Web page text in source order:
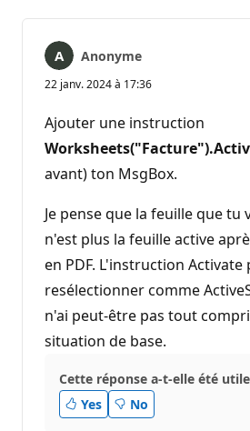
Anonyme
22 janv. 2024 à 17:36
Ajouter une instruction
avant) ton MsgBox.
Je pense que la feuille que tu
n'est plus la feuille active
en PDF. L'instruction Activate
resélectionner comme
n'ai peut-être pas tout
situation de base.
Cette réponse a-t-elle été
Yes
No